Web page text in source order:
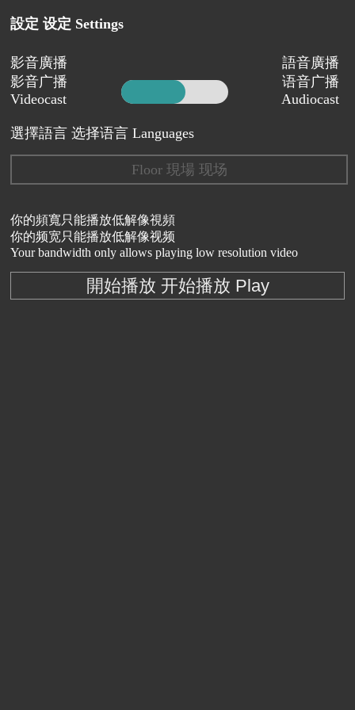
設定 设定 Settings
影音廣播
影音广播
Videocast
語音廣播
语音广播
Audiocast
選擇語言 选择语言 Languages
Floor 現場 现场
你的頻寬只能播放低解像視頻
你的频宽只能播放低解像视频
Your bandwidth only allows playing low resolution video
開始播放 开始播放 Play